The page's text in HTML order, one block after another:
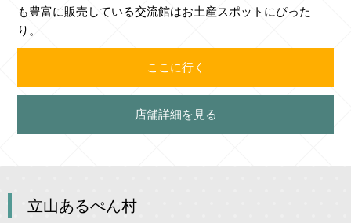
も豊富に販売している交流館はお土産スポットにぴった
り。
ここに行く
店舗詳細を見る
立山あるぺん村